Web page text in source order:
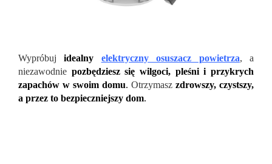
Wypróbujidealny elektryczny osuszacz powietrza, a
niezawodnie pozbędziesz się wilgoci, pleśni i przykrych
zapachów w swoim domu. Otrzymasz zdrowszy, czystszy,
a przez to bezpieczniejszy dom.